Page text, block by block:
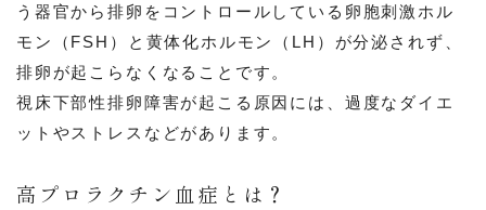
う器官から排卵をコントロールしている卵胞刺激ホル
モン（FSH）と黄体化ホルモン（LH）が分泌されず、
排卵が起こらなくなることです。
視床下部性排卵障害が起こる原因には、過度なダイエ
ットやストレスなどがあります。
高プロラクチン血症とは？